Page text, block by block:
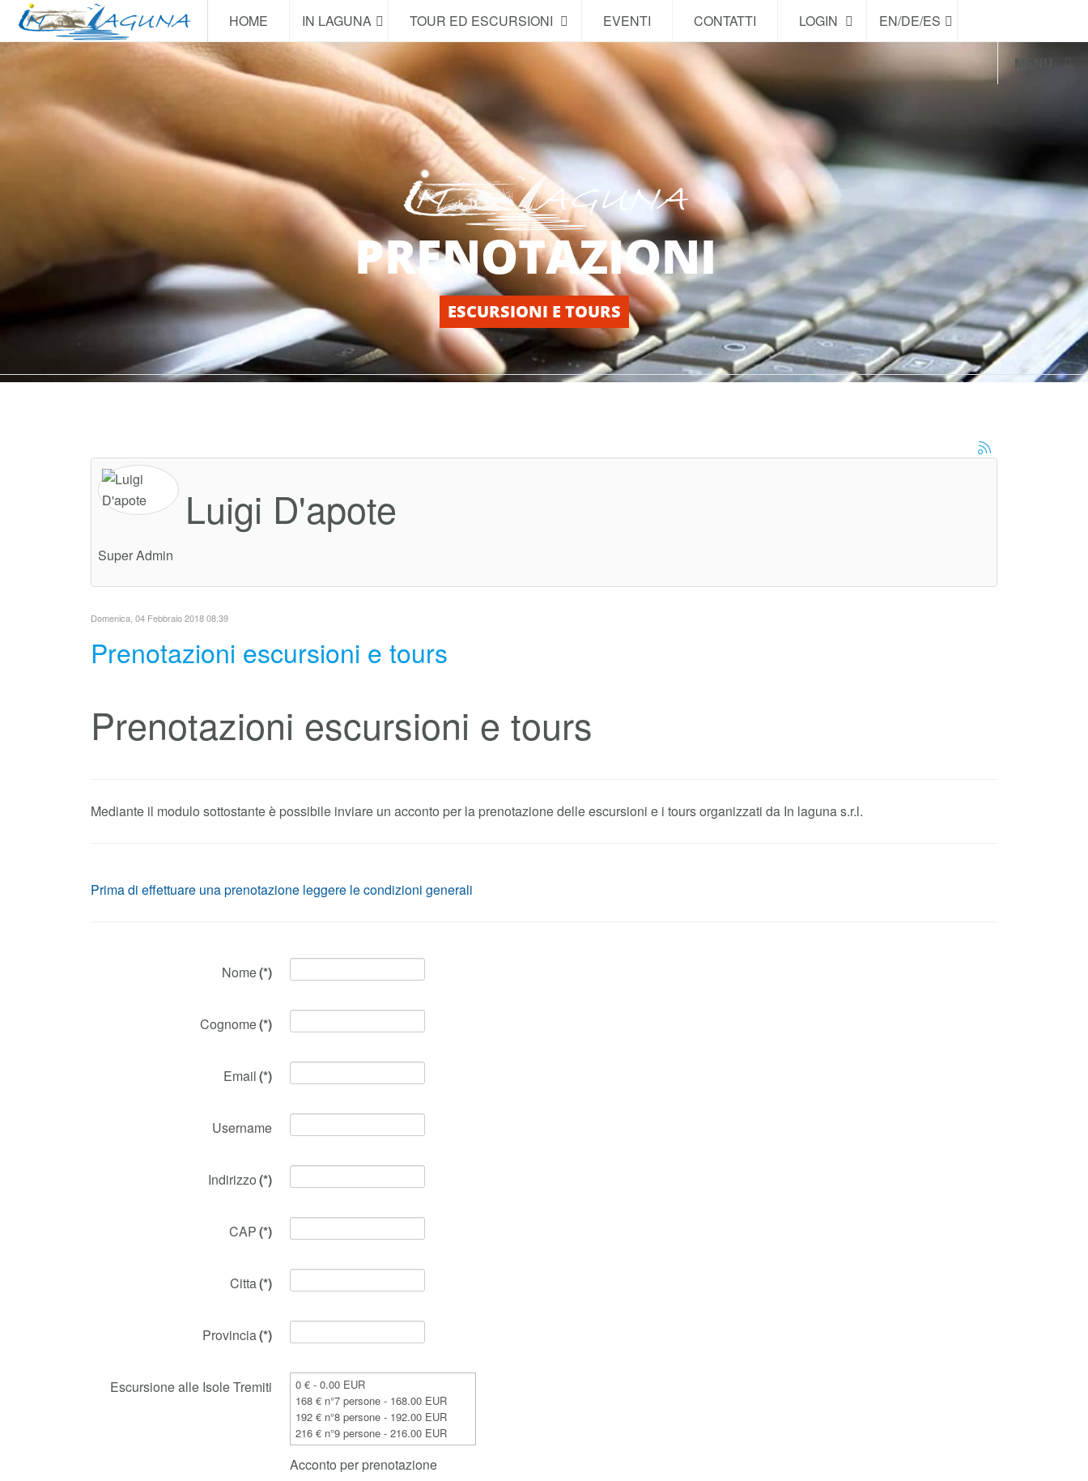
HOME IN LAGUNA TOUR ED ESCURSIONI EVENTI CONTATTI LOGIN EN/DE/ES
MENU
PRENOTAZIONI
ESCURSIONI E TOURS
Luigi D'apote
Super Admin
Domenica, 04 Febbraio 2018 08:39
Prenotazioni escursioni e tours
Prenotazioni escursioni e tours
Mediante il modulo sottostante è possibile inviare un acconto per la prenotazione delle escursioni e i tours organizzati da In laguna s.r.l.
Prima di effettuare una prenotazione leggere le condizioni generali
Nome(*)
Cognome(*)
Email(*)
Username
Indirizzo(*)
CAP(*)
Citta(*)
Provincia(*)
Escursione alle Isole Tremiti
Acconto per prenotazione